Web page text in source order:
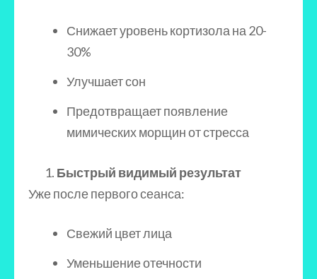
Снижает уровень кортизола на 20-
30%
Улучшает сон
Предотвращает появление
мимических морщин от стресса
Быстрый видимый результат
Уже после первого сеанса:
Свежий цвет лица
Уменьшение отечности